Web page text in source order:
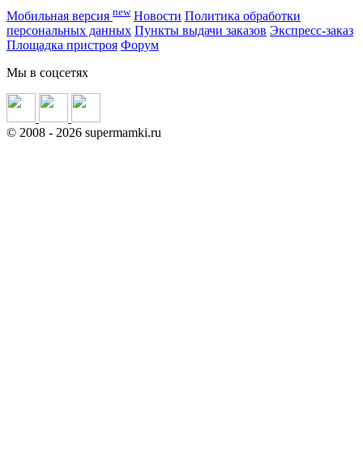
Мобильная версия new Новости Политика обработки
персональных данных Пункты выдачи заказов Экспресс-заказ
Площадка пристроя Форум
Мы в соцсетях
© 2008 - 2026 supermamki.ru